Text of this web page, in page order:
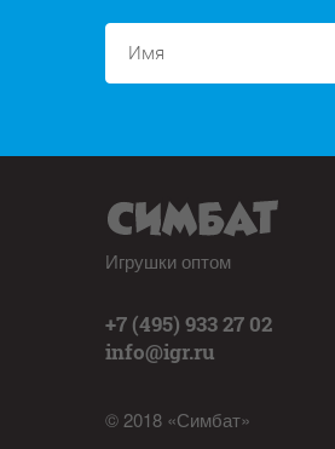
Игрушки оптом
+7 (495) 933 27 02
info@igr.ru
© 2018 «Симбат»